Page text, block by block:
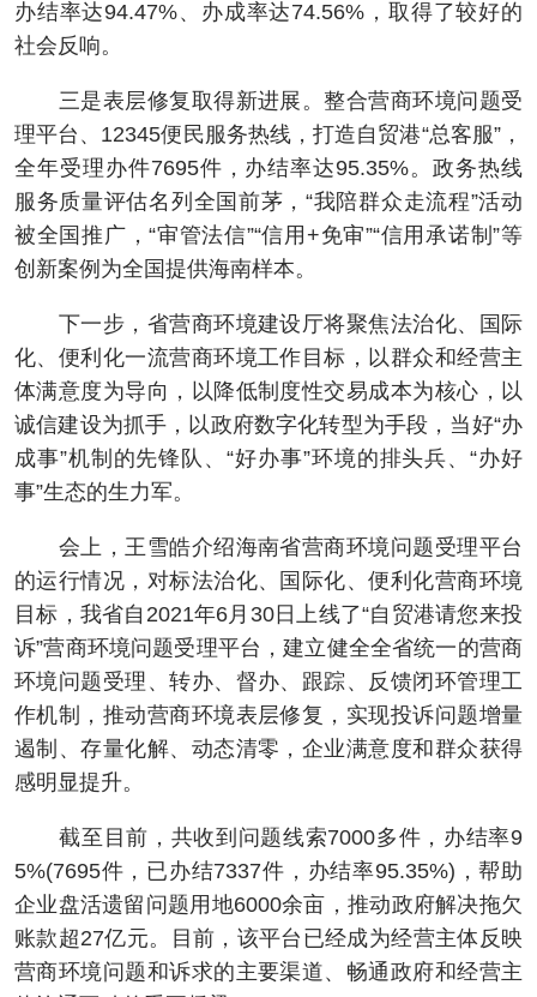
办结率达94.47%、办成率达74.56%，取得了较好的
社会反响。
三是表层修复取得新进展。整合营商环境问题受
理平台、12345便民服务热线，打造自贸港“总客服”，
全年受理办件7695件，办结率达95.35%。政务热线
服务质量评估名列全国前茅，“我陪群众走流程”活动
被全国推广，“审管法信”“信用+免审”“信用承诺制”等
创新案例为全国提供海南样本。
下一步，省营商环境建设厅将聚焦法治化、国际
化、便利化一流营商环境工作目标，以群众和经营主
体满意度为导向，以降低制度性交易成本为核心，以
诚信建设为抓手，以政府数字化转型为手段，当好“办
成事”机制的先锋队、“好办事”环境的排头兵、“办好
事”生态的生力军。
会上，王雪皓介绍海南省营商环境问题受理平台
的运行情况，对标法治化、国际化、便利化营商环境
目标，我省自2021年6月30日上线了“自贸港请您来投
诉”营商环境问题受理平台，建立健全全省统一的营商
环境问题受理、转办、督办、跟踪、反馈闭环管理工
作机制，推动营商环境表层修复，实现投诉问题增量
遏制、存量化解、动态清零，企业满意度和群众获得
感明显提升。
截至目前，共收到问题线索7000多件，办结率9
5%(7695件，已办结7337件，办结率95.35%)，帮助
企业盘活遗留问题用地6000余亩，推动政府解决拖欠
账款超27亿元。目前，该平台已经成为经营主体反映
营商环境问题和诉求的主要渠道、畅通政府和经营主